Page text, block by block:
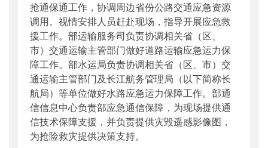
抢通保通工作，协调周边省份公路交通应急资源
调用。视情安排人员赶赴现场，指导开展应急救
援工作。部运输服务司负责协调相关省（区、
市）交通运输主管部门做好道路运输应急运力保
障工作。部水运局负责协调相关省（区、市）交
通运输主管部门及长江航务管理局（以下简称长
航局）等单位做好水路应急运力保障工作。部通
信信息中心负责部应急通信保障，为现场提供通
信技术保障支援，并负责提供灾毁遥感影像图，
为抢险救灾提供决策支持。